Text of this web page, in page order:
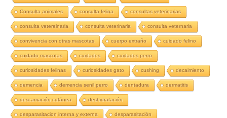
Consulta animales consulta felina consultas veterinarias
consulta vetereinaria consulta veterinaria consulta veternaria
convivencia con otras mascotas cuerpo extraño cuidado felino
cuidado mascotas cuidados cuidados perro
curiosidades felinas curiosidades gato cushing decaimiento
demencia demencia senil perro dentadura dermatitis
descamación cutánea deshidratación
desparasitacion interna y externa desparasitación